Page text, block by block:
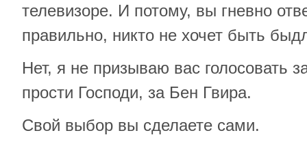
телевизоре. И потому, вы гневно
правильно, никто не хочет быть
Нет, я не призываю вас голосовать
прости Господи, за Бен Гвира.
Свой выбор вы сделаете сами.